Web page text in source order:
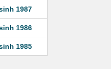
1987
1986
1985